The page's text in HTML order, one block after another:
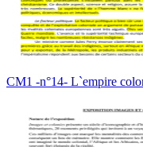
CM1 -n°14- L`empire